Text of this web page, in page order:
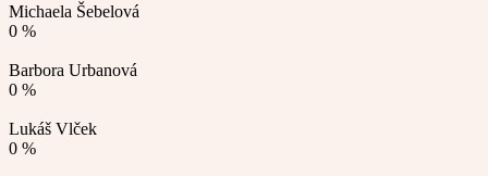
Michaela Šebelová
0 %
Barbora Urbanová
0 %
Lukáš Vlček
0 %